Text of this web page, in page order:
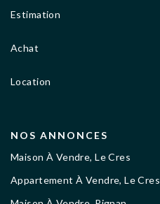
Estimation
Achat
Location
NOS ANNONCES
Maison À Vendre, Le Cres
Appartement À Vendre, Le Cres